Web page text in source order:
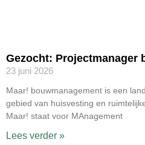
Gezocht: Projectmanager
23 juni 2026
Maar! bouwmanagement is een
gebied van huisvesting en
Maar! staat voor MAnagement
Lees verder »